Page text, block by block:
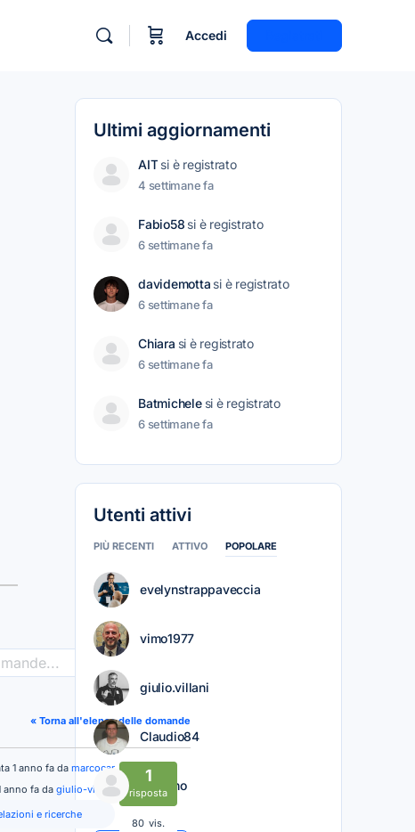
Accedi
« Torna all'elenco delle domande
1
risposta
80 vis.
1 anno fa da marcocar
anno fa da giulio-villani
e ricerche
Ultimi aggiornamenti
AIT si è registrato
4 settimane fa
Fabio58 si è registrato
6 settimane fa
davidemotta si è registrato
6 settimane fa
Chiara si è registrato
6 settimane fa
Batmichele si è registrato
6 settimane fa
Utenti attivi
PIÙ RECENTI ATTIVO POPOLARE
evelynstrappaveccia
vimo1977
giulio.villani
Claudio84
Mariano